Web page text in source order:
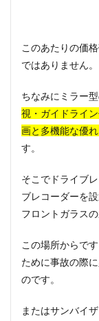
このあたりの価
ではありません。
ちなみにミラー
視・ガイドライン
画と多機能な優
す。
そこでドライブ
ブレコーダーを
フロントガラス
この場所からで
ために事故の際
のです。
またはサンバイ